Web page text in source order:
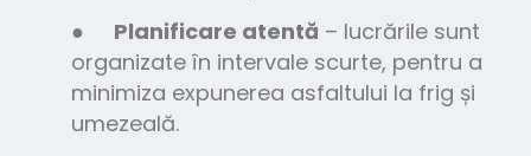
● Planificare atentă – lucrările sunt
organizate în intervale scurte, pentru a
minimiza expunerea asfaltului la frig și
umezeală.